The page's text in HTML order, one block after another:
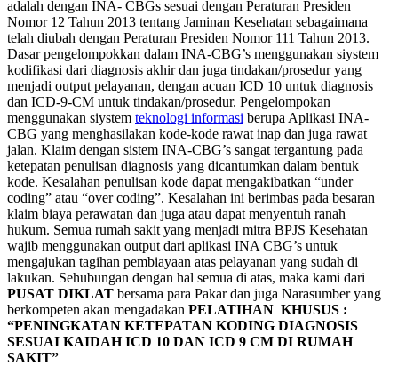
adalah dengan INA- CBGs sesuai dengan Peraturan Presiden
Nomor 12 Tahun 2013 tentang Jaminan Kesehatan sebagaimana
telah diubah dengan Peraturan Presiden Nomor 111 Tahun 2013.
Dasar pengelompokkan dalam INA-CBG’s menggunakan siystem
kodifikasi dari diagnosis akhir dan juga tindakan/prosedur yang
menjadi output pelayanan, dengan acuan ICD 10 untuk diagnosis
dan ICD-9-CM untuk tindakan/prosedur. Pengelompokan
menggunakan siystem teknologi informasi berupa Aplikasi INA-
CBG yang menghasilakan kode-kode rawat inap dan juga rawat
jalan. Klaim dengan sistem INA-CBG’s sangat tergantung pada
ketepatan penulisan diagnosis yang dicantumkan dalam bentuk
kode. Kesalahan penulisan kode dapat mengakibatkan “under
coding” atau “over coding”. Kesalahan ini berimbas pada besaran
klaim biaya perawatan dan juga atau dapat menyentuh ranah
hukum. Semua rumah sakit yang menjadi mitra BPJS Kesehatan
wajib menggunakan output dari aplikasi INA CBG’s untuk
mengajukan tagihan pembiayaan atas pelayanan yang sudah di
lakukan. Sehubungan dengan hal semua di atas, maka kami dari
PUSAT DIKLAT bersama para Pakar dan juga Narasumber yang
berkompeten akan mengadakan PELATIHAN KHUSUS :
“PENINGKATAN KETEPATAN KODING DIAGNOSIS
SESUAI KAIDAH ICD 10 DAN ICD 9 CM DI RUMAH
SAKIT”